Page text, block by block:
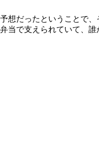
想だったということで
で支えられていて、